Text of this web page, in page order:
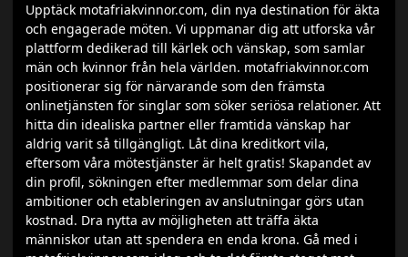
Upptäck motafriakvinnor.com, din nya destination för äkta
och engagerade möten. Vi uppmanar dig att utforska vår
plattform dedikerad till kärlek och vänskap, som samlar
män och kvinnor från hela världen. motafriakvinnor.com
positionerar sig för närvarande som den främsta
onlinetjänsten för singlar som söker seriösa relationer. Att
hitta din idealiska partner eller framtida vänskap har
aldrig varit så tillgängligt. Låt dina kreditkort vila,
eftersom våra mötestjänster är helt gratis! Skapandet av
din profil, sökningen efter medlemmar som delar dina
ambitioner och etableringen av anslutningar görs utan
kostnad. Dra nytta av möjligheten att träffa äkta
människor utan att spendera en enda krona. Gå med i